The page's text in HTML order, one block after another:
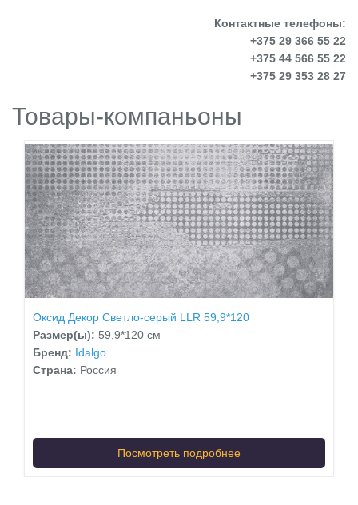
Контактные телефоны:
+375 29 366 55 22
+375 44 566 55 22
+375 29 353 28 27
Товары-компаньоны
Оксид Декор Светло-серый LLR 59,9*120
Размер(ы): 59,9*120 см
Бренд: Idalgo
Страна: Россия
Посмотреть подробнее